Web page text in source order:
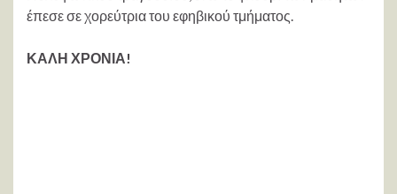
έπεσε σε χορεύτρια του εφηβικού τμήματος.
ΚΑΛΗ ΧΡΟΝΙΑ!